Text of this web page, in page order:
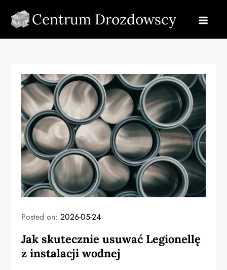
Centrum Drozdowscy
Posted on:2026-05-24
Jak skutecznie usuwać Legionellę
z instalacji wodnej